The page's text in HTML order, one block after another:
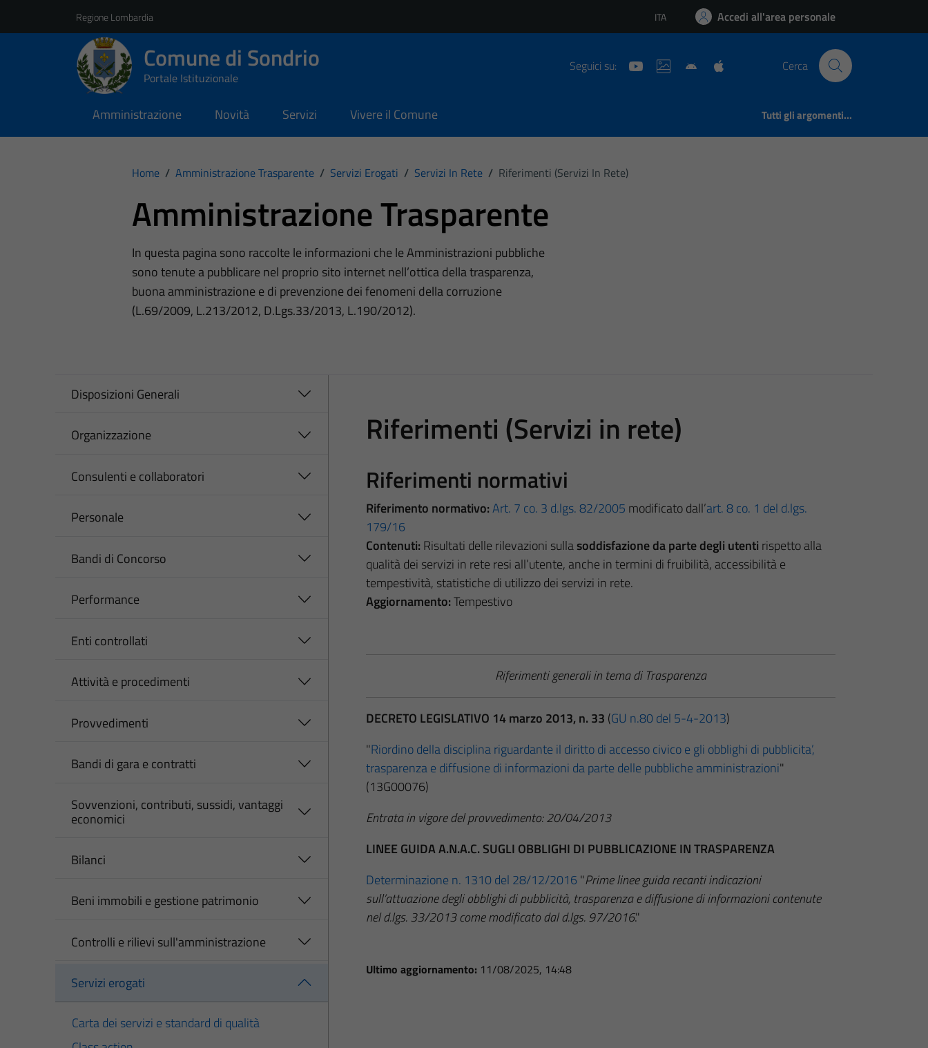
Regione Lombardia Lingua attiva:
ITA Accedi all'area personale
Comune di Sondrio
Portale Istituzionale
Seguici su: Cerca
Amministrazione Novità Servizi Vivere il Comune Tutti gli argomenti...
Home / Amministrazione Trasparente / Servizi Erogati / Servizi In Rete / Riferimenti (Servizi In Rete)
Amministrazione Trasparente
In questa pagina sono raccolte le informazioni che le Amministrazioni pubbliche
sono tenute a pubblicare nel proprio sito internet nell’ottica della trasparenza,
buona amministrazione e di prevenzione dei fenomeni della corruzione
(L.69/2009, L.213/2012, D.Lgs.33/2013, L.190/2012).
Disposizioni Generali
Organizzazione
Consulenti e collaboratori
Personale
Bandi di Concorso
Performance
Enti controllati
Attività e procedimenti
Provvedimenti
Bandi di gara e contratti
Sovvenzioni, contributi, sussidi, vantaggi
economici
Bilanci
Beni immobili e gestione patrimonio
Controlli e rilievi sull'amministrazione
Servizi erogati
Carta dei servizi e standard di qualità
Riferimenti (Servizi in rete)
Riferimenti normativi
Riferimento normativo:Art. 7 co. 3 d.lgs. 82/2005 modificato dall’art. 8 co. 1 del d.lgs.
179/16
Contenuti: Risultati delle rilevazioni sullasoddisfazione da parte degli utenti rispetto alla
qualità dei servizi in rete resi all’utente, anche in termini di fruibilità, accessibilità e
tempestività, statistiche di utilizzo dei servizi in rete.
Aggiornamento:Tempestivo
Riferimenti generali in tema di Trasparenza
DECRETO LEGISLATIVO 14 marzo 2013, n. 33 (GU n.80 del 5-4-2013)
"Riordino della disciplina riguardante il diritto di accesso civico e gli obblighi di pubblicita’,
trasparenza e diffusione di informazioni da parte delle pubbliche amministrazioni"
(13G00076)
Entrata in vigore del provvedimento: 20/04/2013
LINEE GUIDA A.N.A.C. SUGLI OBBLIGHI DI PUBBLICAZIONE IN TRASPARENZA
Determinazione n. 1310 del 28/12/2016 "Prime linee guida recanti indicazioni
sull’attuazione degli obblighi di pubblicità, trasparenza e diffusione di informazioni contenute
nel d.lgs. 33/2013 come modificato dal d.lgs. 97/2016."
Ultimo aggiornamento: 11/08/2025, 14:48